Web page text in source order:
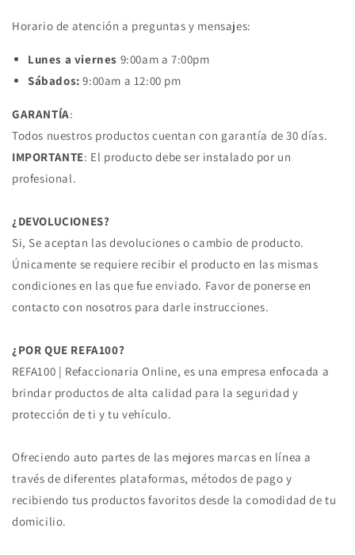
Horario de atención a preguntas y mensajes:
Lunes a viernes 9:00am a 7:00pm
Sábados: 9:00am a 12:00 pm
GARANTÍA:
Todos nuestros productos cuentan con garantía de 30 días.
IMPORTANTE: El producto debe ser instalado por un
profesional.
¿DEVOLUCIONES?
Si, Se aceptan las devoluciones o cambio de producto.
Únicamente se requiere recibir el producto en las mismas
condiciones en las que fue enviado. Favor de ponerse en
contacto con nosotros para darle instrucciones.
¿POR QUE REFA100?
REFA100 | Refaccionaria Online, es una empresa enfocada a
brindar productos de alta calidad para la seguridad y
protección de ti y tu vehículo.
Ofreciendo auto partes de las mejores marcas en línea a
través de diferentes plataformas, métodos de pago y
recibiendo tus productos favoritos desde la comodidad de tu
domicilio.